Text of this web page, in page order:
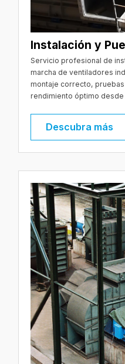
Instalación y
Servicio profesional de
marcha de ventiladores
montaje correcto,
rendimiento óptimo
Descubra más